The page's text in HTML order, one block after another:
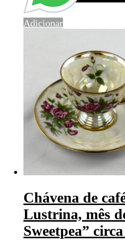
Adicionar
Chávena de
Lustrina, mês
Sweetpea”